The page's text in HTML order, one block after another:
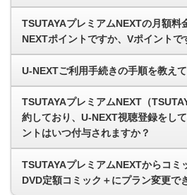
TSUTAYAプレミアムNEXTの月額料
NEXTポイントですか、Vポイントで
U-NEXTご利用手続きの手順を教え
TSUTAYAプレミアムNEXT（
約しており、U-NEXT視聴登録をし
ントはいつ付与されますか？
TSUTAYAプレミアムNEXTからコミ
DVD定額コミック＋にプラン変更で